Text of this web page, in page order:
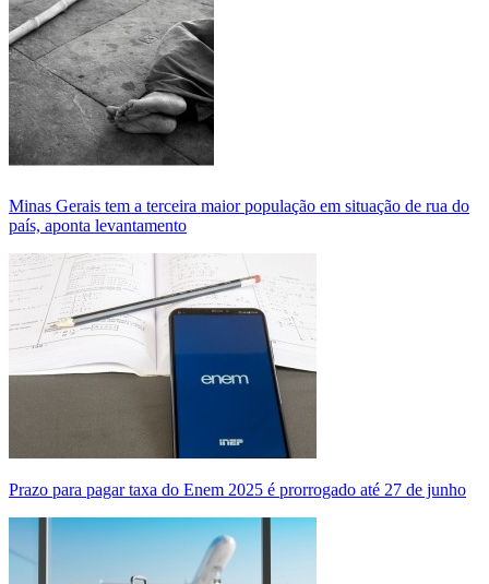
Minas Gerais tem a terceira maior população em situação de rua do
país, aponta levantamento
Prazo para pagar taxa do Enem 2025 é prorrogado até 27 de junho